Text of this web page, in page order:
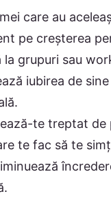
care au
pe creșterea
la grupuri sau
iubirea de
te treptat de
te fac să te